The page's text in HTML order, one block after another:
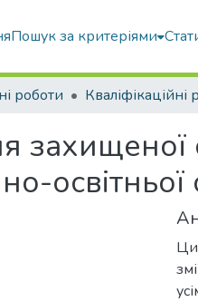
Пошук за критеріями
роботи
захищеної